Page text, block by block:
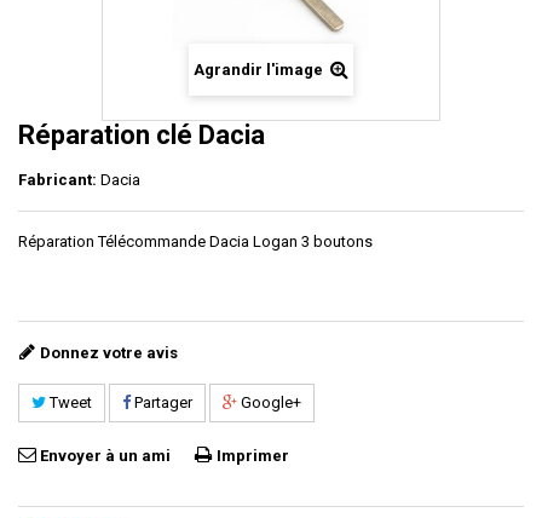
Agrandir l'image
Réparation clé Dacia
Fabricant: Dacia
Réparation Télécommande Dacia Logan 3 boutons
Donnez votre avis
Tweet Partager Google+
Envoyer à un ami Imprimer